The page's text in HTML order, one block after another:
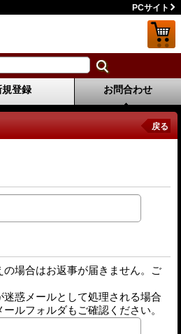
PCサイト
規登録 お問合わせ
戻る
の場合はお返事が届きません。ご
迷惑メールとして処理される場合
ルフォルダもご確認ください。